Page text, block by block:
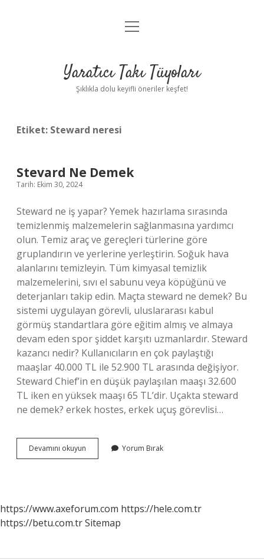
Anasayfa
Yasal Uyarı
menüyü
Yaratıcı Takı Tüyoları
Şıklıkla dolu keyifli öneriler keşfet!
Etiket: Steward neresi
Stevard Ne Demek
Tarih: Ekim 30, 2024
Steward ne iş yapar? Yemek hazırlama sırasında
temizlenmiş malzemelerin sağlanmasına yardımcı
olun. Temiz araç ve gereçleri türlerine göre
gruplandırın ve yerlerine yerleştirin. Soğuk hava
alanlarını temizleyin. Tüm kimyasal temizlik
malzemelerini, sıvı el sabunu veya köpüğünü ve
deterjanları takip edin. Maçta steward ne demek? Bu
sistemi uygulayan görevli, uluslararası kabul
görmüş standartlara göre eğitim almış ve almaya
devam eden spor şiddet karşıtı uzmanlardır. Steward
kazancı nedir? Kullanıcıların en çok paylaştığı
maaşlar 40.000 TL ile 52.900 TL arasında değişiyor.
Steward Chief’in en düşük paylaşılan maaşı 32.600
TL iken en yüksek maaşı 65 TL’dir. Uçakta steward
ne demek? erkek hostes, erkek uçuş görevlisi…
Devamını okuyun
Ne
Yorum Bırak
https://www.axeforum.com https://hele.com.tr
https://betu.com.trSitemap